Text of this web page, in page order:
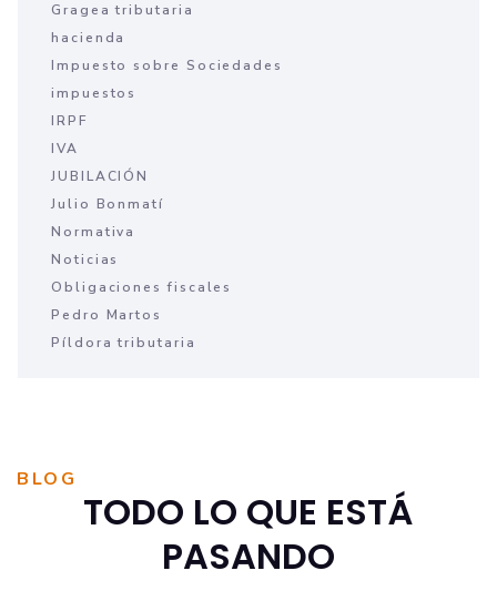
Gragea tributaria
hacienda
Impuesto sobre Sociedades
impuestos
IRPF
IVA
JUBILACIÓN
Julio Bonmatí
Normativa
Noticias
Obligaciones fiscales
Pedro Martos
Píldora tributaria
BLOG
TODO LO QUE ESTÁ
PASANDO